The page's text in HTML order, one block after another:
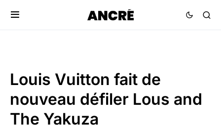
Louis Vuitton fait de
nouveau défiler Lous and
The Yakuza